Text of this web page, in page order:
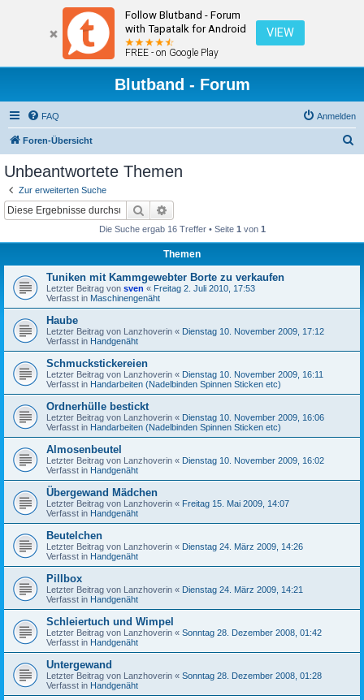
Follow Blutband - Forum
with Tapatalk for Android
FREE - on Google Play
VIEW
Blutband - Forum
FAQ Anmelden
Foren-Übersicht
Unbeantwortete Themen
Zur erweiterten Suche
Suche
Die Suche ergab 16 Treffer • Seite 1 von 1
Themen
Tuniken mit Kammgewebter Borte zu verkaufen
Letzter Beitrag von sven « Freitag 2. Juli 2010, 17:53
Verfasst in Maschinengenäht
Haube
Letzter Beitrag von Lanzhoverin « Dienstag 10. November 2009, 17:12
Verfasst in Handgenäht
Schmuckstickereien
Letzter Beitrag von Lanzhoverin « Dienstag 10. November 2009, 16:11
Verfasst in Handarbeiten (Nadelbinden Spinnen Sticken etc)
Ordnerhülle bestickt
Letzter Beitrag von Lanzhoverin « Dienstag 10. November 2009, 16:06
Verfasst in Handarbeiten (Nadelbinden Spinnen Sticken etc)
Almosenbeutel
Letzter Beitrag von Lanzhoverin « Dienstag 10. November 2009, 16:02
Verfasst in Handgenäht
Übergewand Mädchen
Letzter Beitrag von Lanzhoverin « Freitag 15. Mai 2009, 14:07
Verfasst in Handgenäht
Beutelchen
Letzter Beitrag von Lanzhoverin « Dienstag 24. März 2009, 14:26
Verfasst in Handgenäht
Pillbox
Letzter Beitrag von Lanzhoverin « Dienstag 24. März 2009, 14:21
Verfasst in Handgenäht
Schleiertuch und Wimpel
Letzter Beitrag von Lanzhoverin « Sonntag 28. Dezember 2008, 01:42
Verfasst in Handgenäht
Untergewand
Letzter Beitrag von Lanzhoverin « Sonntag 28. Dezember 2008, 01:28
Verfasst in Handgenäht